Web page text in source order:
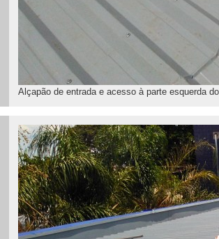
Alçapão de entrada e acesso à parte esquerda